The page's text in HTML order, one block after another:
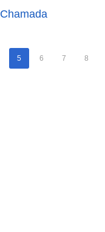
5 6 7 8